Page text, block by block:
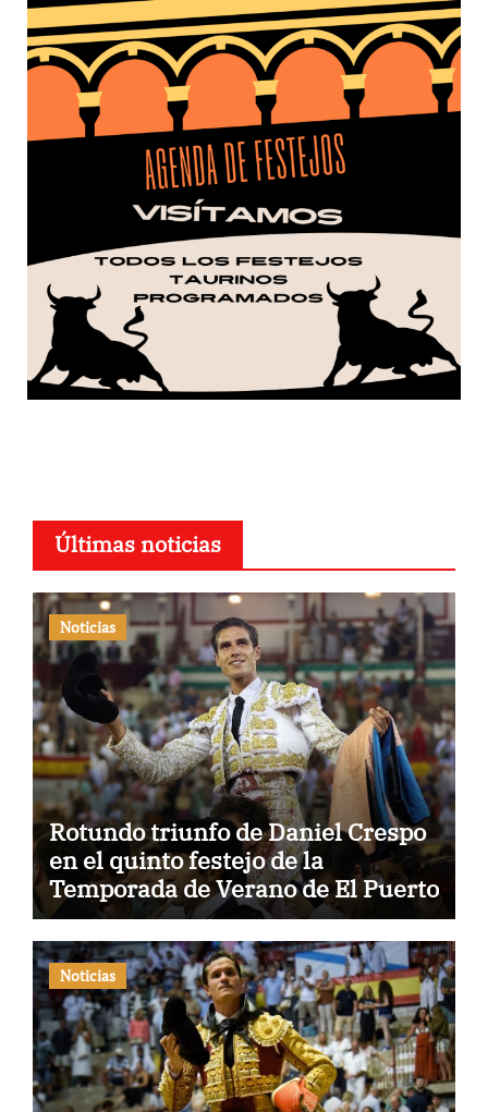
Últimas noticias
Noticias
Rotundo triunfo de Daniel Crespo
en el quinto festejo de la
Temporada de Verano de El Puerto
Noticias